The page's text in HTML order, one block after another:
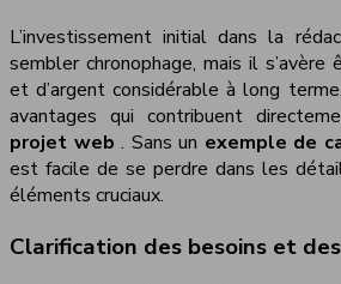
L’investissement initial dans la
sembler chronophage, mais il
et d’argent considérable à long
avantages qui contribuent
projet web. Sans un exemple de
est facile de se perdre dans les
éléments cruciaux.
Clarification des besoins et